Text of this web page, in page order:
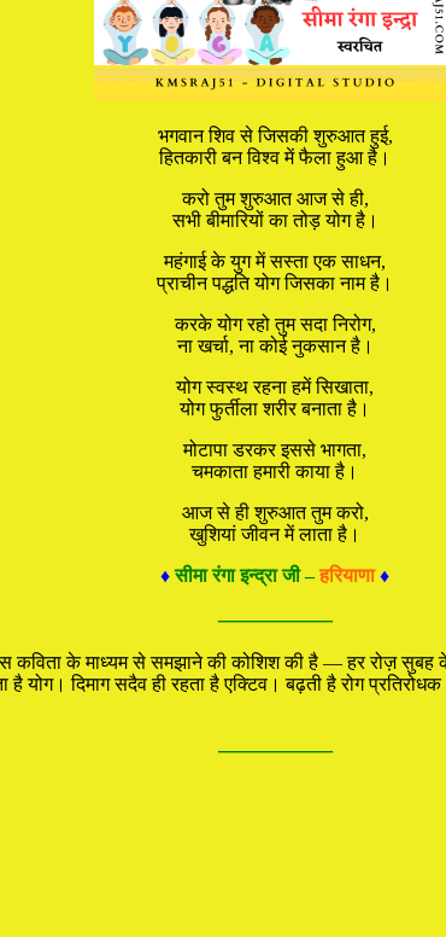
भगवान शिव से जिसकी शुरुआत हुई,
हितकारी बन विश्व में फैला हुआ है।
करो तुम शुरुआत आज से ही,
सभी बीमारियों का तोड़ योग है।
महंगाई के युग में सस्ता एक साधन,
प्राचीन पद्धति योग जिसका नाम है।
करके योग रहो तुम सदा निरोग,
ना खर्चा, ना कोई नुकसान है।
योग स्वस्थ रहना हमें सिखाता,
योग फुर्तीला शरीर बनाता है।
मोटापा डरकर इससे भागता,
चमकाता हमारी काया है।
आज से ही शुरुआत तुम करो,
खुशियां जीवन में लाता है।
♦सीमा रंगा इन्द्रा जी –हरियाणा ♦
—————
कविता के माध्यम से समझाने की कोशिश की है — हर रोज़
योग। दिमाग सदैव ही रहता है एक्टिव। बढ़ती है रोग
—————